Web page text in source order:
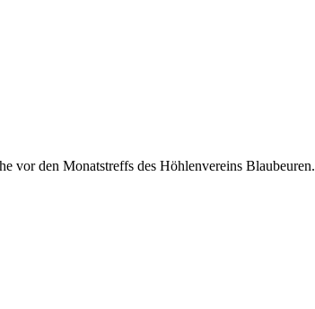
vor den Monatstreffs des Höhlenvereins Blaubeuren.